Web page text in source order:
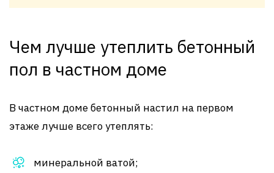
Чем лучше утеплить бетонный
пол в частном доме
В частном доме бетонный настил на первом
этаже лучше всего утеплять:
минеральной ватой;